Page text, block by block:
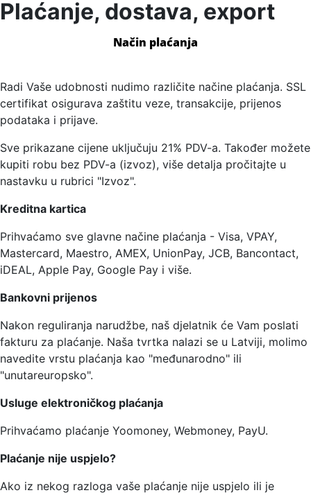
Plaćanje, dostava, export
Način plaćanja
Radi Vaše udobnosti nudimo različite načine plaćanja. SSL
certifikat osigurava zaštitu veze, transakcije, prijenos
podataka i prijave.
Sve prikazane cijene uključuju 21% PDV-a. Također možete
kupiti robu bez PDV-a (izvoz), više detalja pročitajte u
nastavku u rubrici "Izvoz".
Kreditna kartica
Prihvaćamo sve glavne načine plaćanja - Visa, VPAY,
Mastercard, Maestro, AMEX, UnionPay, JCB, Bancontact,
iDEAL, Apple Pay, Google Pay i više.
Bankovni prijenos
Nakon reguliranja narudžbe, naš djelatnik će Vam poslati
fakturu za plaćanje. Naša tvrtka nalazi se u Latviji, molimo
navedite vrstu plaćanja kao "međunarodno" ili
"unutareuropsko".
Usluge elektroničkog plaćanja
Prihvaćamo plaćanje Yoomoney, Webmoney, PayU.
Plaćanje nije uspjelo?
Ako iz nekog razloga vaše plaćanje nije uspjelo ili je